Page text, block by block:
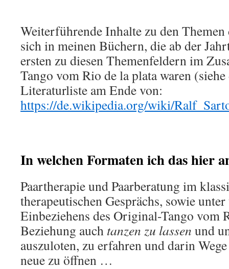
Weiterführende Inhalte zu den
sich in meinen Büchern, die ab der
ersten zu diesen Themenfeldern im
Tango vom Rio de la plata waren
Literaturliste am Ende von:
https://de.wikipedia.org/wiki/
In welchen Formaten ich das hier
Paartherapie und Paarberatung im
therapeutischen Gesprächs, sowie
Einbeziehens des Original-Tango vom
Beziehung auch tanzen zu lassen und
auszuloten, zu erfahren und darin
neue zu öffnen …